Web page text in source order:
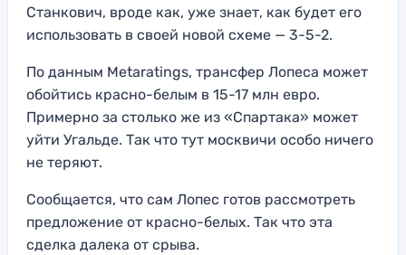
Станкович, вроде как, уже знает, как будет его
использовать в своей новой схеме — 3-5-2.
По данным Metaratings, трансфер Лопеса может
обойтись красно-белым в 15-17 млн евро.
Примерно за столько же из «Спартака» может
уйти Угальде. Так что тут москвичи особо ничего
не теряют.
Сообщается, что сам Лопес готов рассмотреть
предложение от красно-белых. Так что эта
сделка далека от срыва.